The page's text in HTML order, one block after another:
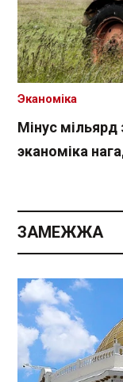
Мінус мільярд
эканоміка
Эканоміка
ЗАМЕЖЖА